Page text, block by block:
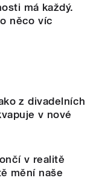
má každý.
něco víc
z divadelních
v nové
v realitě
mění naše